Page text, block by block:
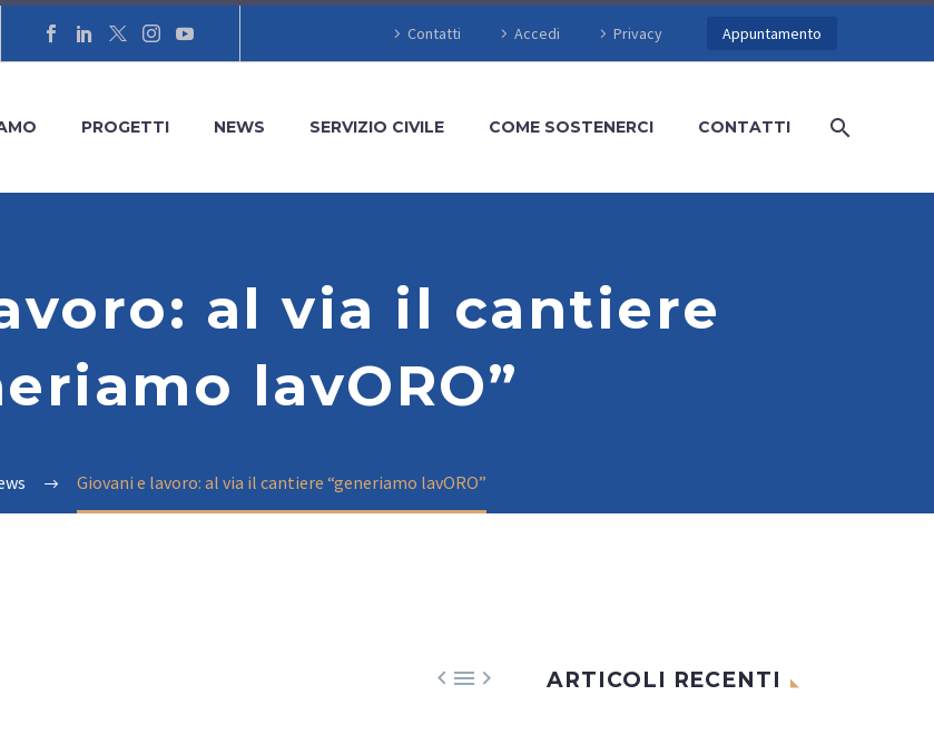
Contatti Accedi Privacy Appuntamento
PROGETTI NEWS SERVIZIO CIVILE COME SOSTENERCI CONTATTI
al via il cantiere
lavORO”
Giovani e lavoro: al via il cantiere “generiamo lavORO”
 ARTICOLI RECENTI